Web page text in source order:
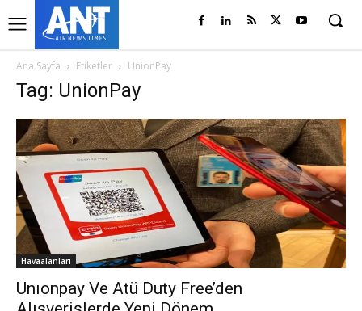
Ana Sayfa Etiketler UnionPay
Tag: UnionPay
Havaalanları
Unıonpay Ve Atü Duty Free’den